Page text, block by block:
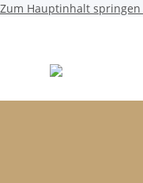
Zum Hauptinhalt springen